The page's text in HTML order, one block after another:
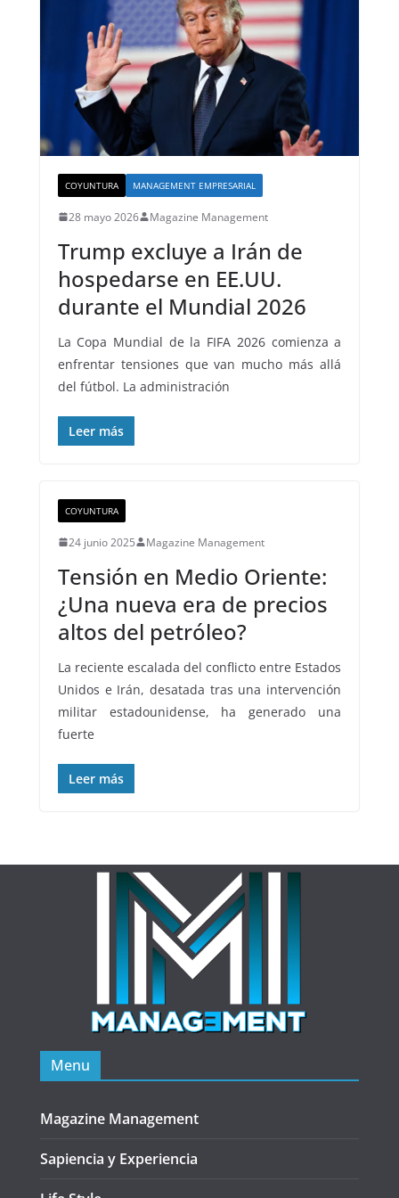
COYUNTURA MANAGEMENT EMPRESARIAL
28 mayo 2026 Magazine Management
Trump excluye a Irán de
hospedarse en EE.UU.
durante el Mundial 2026
La Copa Mundial de la FIFA 2026 comienza a
enfrentar tensiones que van mucho más allá
del fútbol. La administración
Leer más
COYUNTURA
24 junio 2025 Magazine Management
Tensión en Medio Oriente:
¿Una nueva era de precios
altos del petróleo?
La reciente escalada del conflicto entre Estados
Unidos e Irán, desatada tras una intervención
militar estadounidense, ha generado una
fuerte
Leer más
Menu
Magazine Management
Sapiencia y Experiencia